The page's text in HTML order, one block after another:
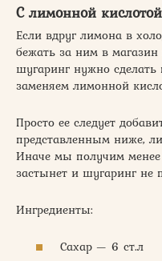
С лимонной кислотой
Если вдруг лимона в
бежать за ним в магазин
шугаринг нужно сделать
заменяем лимонной
Просто ее следует
представленным ниже,
Иначе мы получим менее
застынет и шугаринг не
Ингредиенты:
Сахар — 6 ст.л